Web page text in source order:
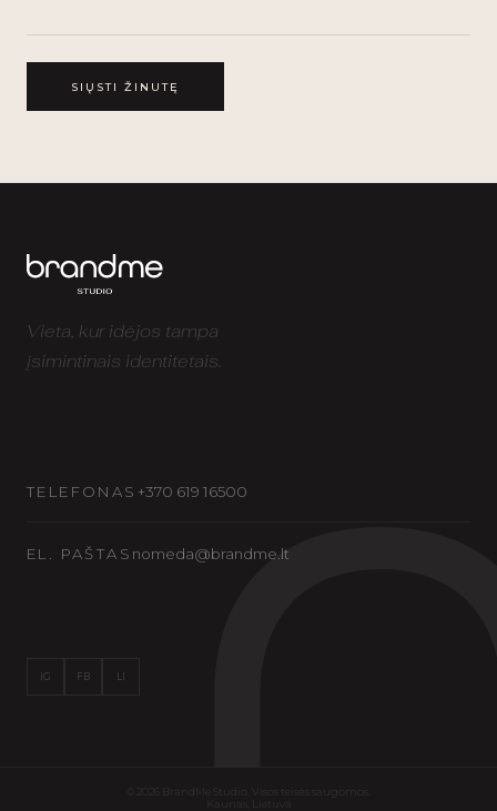
SIŲSTI ŽINUTĘ
Vieta, kur idėjos tampa
įsimintinais identitetais.
TELEFONAS +370 619 16500
EL. PAŠTAS nomeda@brandme.lt
IG FB
BrandMe Studio. Visos teisės saugomos.
Kaunas, Lietuva